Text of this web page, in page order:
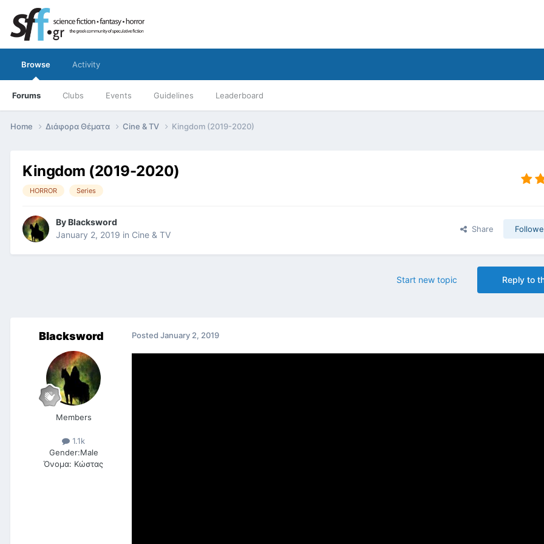
Browse
Forums Clubs Events Guidelines Leaderboard
Activity
Home Διάφορα Θέματα Cine & TV Kingdom (2019-2020)
Kingdom (2019-2020)
HORROR Series
ByBlacksword
January 2, 2019 in Cine & TV
Share
Reply to
Start new topic
Blacksword
Members
1.1k
Gender:Male
Όνομα: Κώστας
Posted January 2, 2019